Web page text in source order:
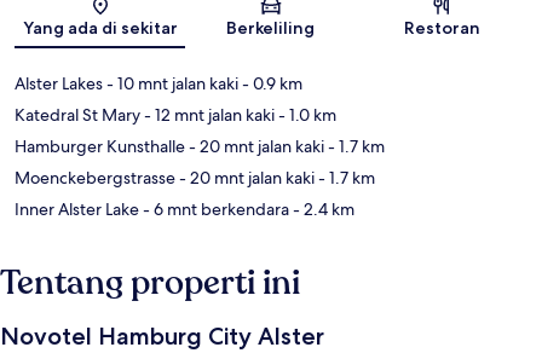
Peta
Yang ada di sekitar Berkeliling Restoran
Alster Lakes- 10 mnt jalan kaki- 0.9 km
Katedral St Mary- 12 mnt jalan kaki- 1.0 km
Hamburger Kunsthalle- 20 mnt jalan kaki- 1.7 km
Moenckebergstrasse- 20 mnt jalan kaki- 1.7 km
Inner Alster Lake- 6 mnt berkendara- 2.4 km
Tentang properti ini
Novotel Hamburg City Alster